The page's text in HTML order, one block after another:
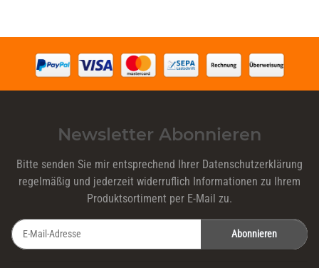
Newsletter Abonnieren
Bitte senden Sie mir entsprechend Ihrer Datenschutzerklärung
regelmäßig und jederzeit widerruflich Informationen zu Ihrem
Produktsortiment per E-Mail zu.
Abonnieren